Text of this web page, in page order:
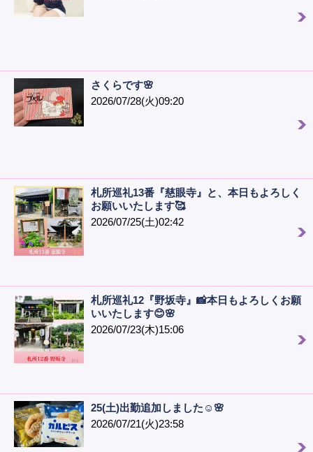
さくらです🌸
2026/07/28(火)09:20
札所巡礼13番『慈眼寺』と、本日もよろしく
お願いいたします🥰
2026/07/25(土)02:42
札所巡礼12『野坂寺』📸本日もよろしくお願
いいたします😊🌸
2026/07/23(木)15:06
25(土)出勤追加しました☺️🌸
2026/07/21(火)23:58